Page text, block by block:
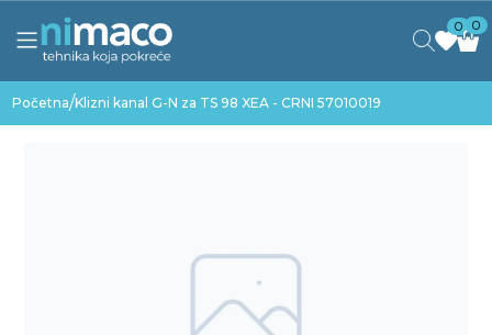
0 0
Početna/Klizni kanal G-N za TS 98 XEA - CRNI 57010019